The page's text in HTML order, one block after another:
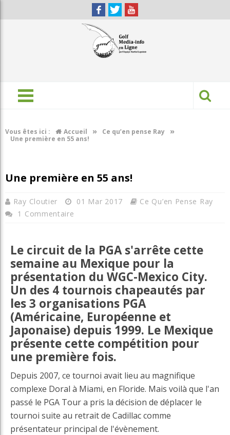
Vous êtes ici : Accueil » Ce qu’en pense Ray »
Une première en 55 ans!
Une première en 55 ans!
Ray Cloutier 01 Mar 2017
Ce Qu’en Pense Ray
1 Commentaire
Le circuit de la PGA s'arrête cette
semaine au Mexique pour la
présentation du WGC-Mexico City.
Un des 4 tournois chapeautés par
les 3 organisations PGA
(Américaine, Européenne et
Japonaise) depuis 1999. Le Mexique
présente cette compétition pour
une première fois.
Depuis 2007, ce tournoi avait lieu au magnifique
complexe Doral à Miami, en Floride. Mais voilà que l'an
passé le PGA Tour a pris la décision de déplacer le
tournoi suite au retrait de Cadillac comme
présentateur principal de l'évènement.